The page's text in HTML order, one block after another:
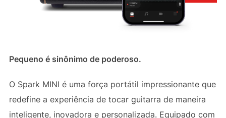
Pequeno é sinônimo de poderoso.
O Spark MINI é uma força portátil impressionante que
redefine a experiência de tocar guitarra de maneira
inteligente, inovadora e personalizada. Equipado com